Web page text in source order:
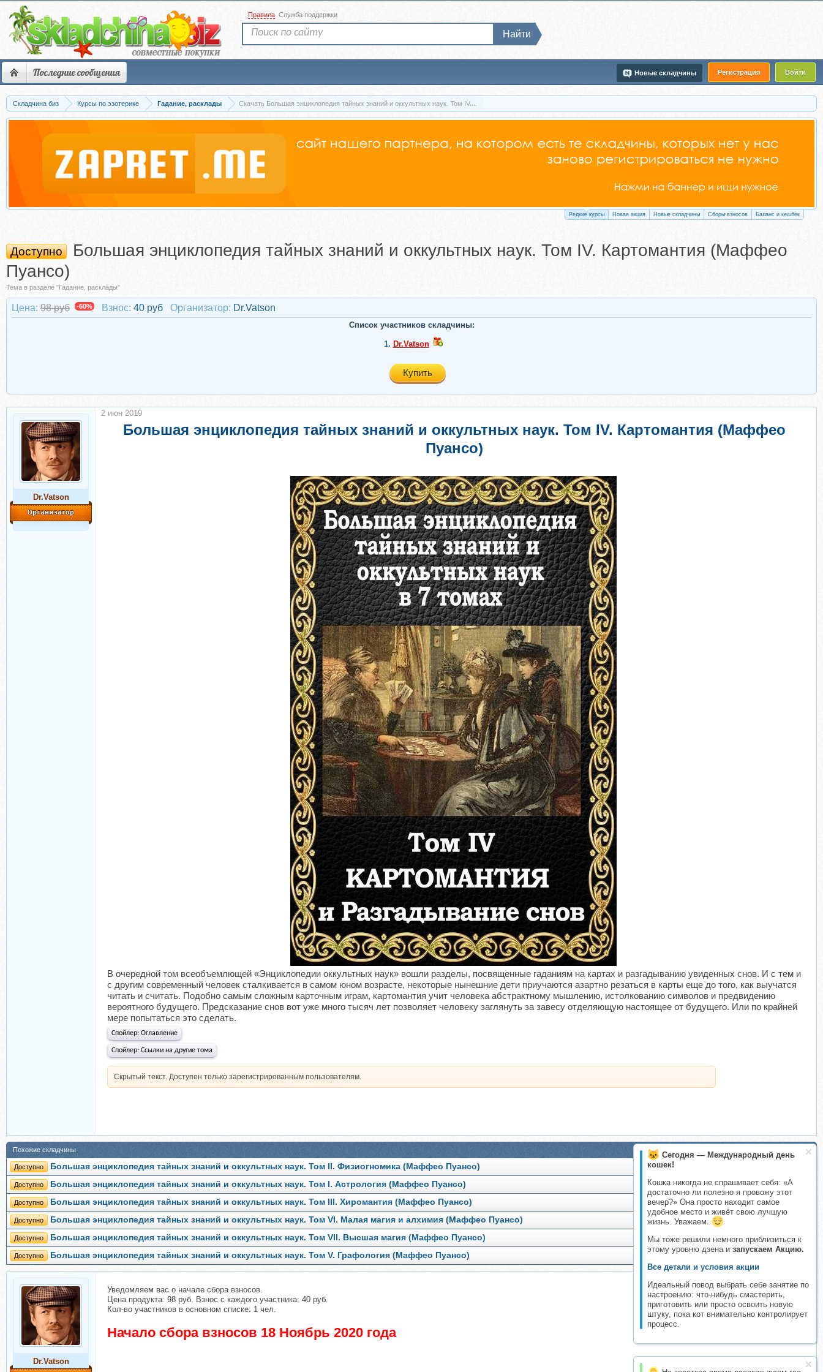
Последние сообщения Регистрация Войти
Новые складчины
Правила Служба поддержки
Найти
Складчина биз Курсы по эзотерике Гадание, расклады Скачать Большая энциклопедия тайных знаний и оккультных наук. Том IV....
Редкие курсы Новая акция Новые складчины Сборы взносов Баланс и кешбек
Сегодня — Международный день
кошек!
Кошка никогда не спрашивает себя: «А
достаточно ли полезно я провожу этот
вечер?» Она просто находит самое
удобное место и живёт свою лучшую
жизнь. Уважаем.
Мы тоже решили немного приблизиться к
этому уровню дзена и запускаем Акцию.
Все детали и условия акции
Идеальный повод выбрать себе занятие по
настроению: что-нибудь смастерить,
приготовить или просто освоить новую
штуку, пока кот внимательно контролирует
процесс.
Доступно
Большая энциклопедия тайных знаний и оккультных наук. Том IV. Картомантия (Маффео
Пуансо)
Тема в разделе "Гадание, расклады"
Цена: 98 руб -60% Взнос: 40 руб Организатор: Dr.Vatson
Список участников складчины:
1. Dr.Vatson
Купить
Dr.Vatson
Большая энциклопедия тайных знаний и оккультных наук. Том IV. Картомантия (Маффео
Пуансо)
В очередной том всеобъемлющей «Энциклопедии оккультных наук» вошли разделы, посвященные гаданиям на картах и разгадыванию увиденных снов. И с тем и
с другим современный человек сталкивается в самом юном возрасте, некоторые нынешние дети приучаются азартно резаться в карты еще до того, как выучатся
читать и считать. Подобно самым сложным карточным играм, картомантия учит человека абстрактному мышлению, истолкованию символов и предвидению
вероятного будущего. Предсказание снов вот уже много тысяч лет позволяет человеку заглянуть за завесу отделяющую настоящее от будущего. Или по крайней
мере попытаться это сделать.
Спойлер: Оглавление
Спойлер: Ссылки на другие тома
Скрытый текст. Доступен только зарегистрированным пользователям.
2 июн 2019
Похожие складчины
Доступно Большая энциклопедия тайных знаний и оккультных наук. Том II. Физиогномика (Маффео Пуансо)
Доступно Большая энциклопедия тайных знаний и оккультных наук. Том I. Астрология (Маффео Пуансо)
Доступно Большая энциклопедия тайных знаний и оккультных наук. Том III. Хиромантия (Маффео Пуансо)
Доступно Большая энциклопедия тайных знаний и оккультных наук. Том VI. Малая магия и алхимия (Маффео Пуансо)
Доступно Большая энциклопедия тайных знаний и оккультных наук. Том VII. Высшая магия (Маффео Пуансо)
Доступно Большая энциклопедия тайных знаний и оккультных наук. Том V. Графология (Маффео Пуансо)
Dr.Vatson
Уведомляем вас о начале сбора взносов.
Цена продукта: 98 руб. Взнос с каждого участника: 40 руб.
Кол-во участников в основном списке: 1 чел.
Начало сбора взносов 18 Ноябрь 2020 года